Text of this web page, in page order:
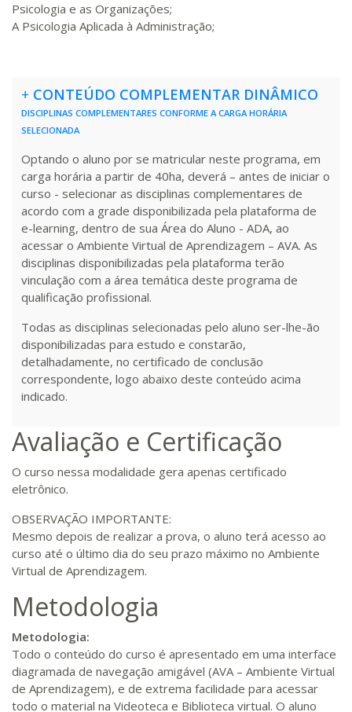
200 H 25dias 90dias
R$ 991,36
Matricular
220 H 28 90dias
R$ 1.090,51
Matricular
240 H 30dias 90dias
R$ 1.189,66
Matricular
260 H 33 dias
R$ 1.288,78
280 H 35dias 120dias
Matricular
320 H 40dias 120dias
R$ 1.586,20
340 H 43dias 120dias
Matricular
360 H 45 dias 120
380 H 48dias 150dias
R$ 1.883,61
Matricular
R$ 1.982,74
Psicologia e as Organizações;
A Psicologia Aplicada à Administração;
+ CONTEÚDO COMPLEMENTAR DINÂMICO
DISCIPLINAS COMPLEMENTARES CONFORME A CARGA HORÁRIA
SELECIONADA
Optando o aluno por se matricular neste programa, em
carga horária a partir de 40ha, deverá – antes de iniciar o
curso - selecionar as disciplinas complementares de
acordo com a grade disponibilizada pela plataforma de
e-learning, dentro de sua Área do Aluno - ADA, ao
acessar o Ambiente Virtual de Aprendizagem – AVA. As
disciplinas disponibilizadas pela plataforma terão
vinculação com a área temática deste programa de
qualificação profissional.
Todas as disciplinas selecionadas pelo aluno ser-lhe-ão
disponibilizadas para estudo e constarão,
detalhadamente, no certificado de conclusão
correspondente, logo abaixo deste conteúdo acima
indicado.
Avaliação e Certificação
O curso nessa modalidade gera apenas certificado
eletrônico.
OBSERVAÇÃO IMPORTANTE:
Mesmo depois de realizar a prova, o aluno terá acesso ao
curso até o último dia do seu prazo máximo no Ambiente
Virtual de Aprendizagem.
Metodologia
Metodologia:
Todo o conteúdo do curso é apresentado em uma interface
diagramada de navegação amigável (AVA – Ambiente Virtual
de Aprendizagem), e de extrema facilidade para acessar
todo o material na Videoteca e Biblioteca virtual. O aluno